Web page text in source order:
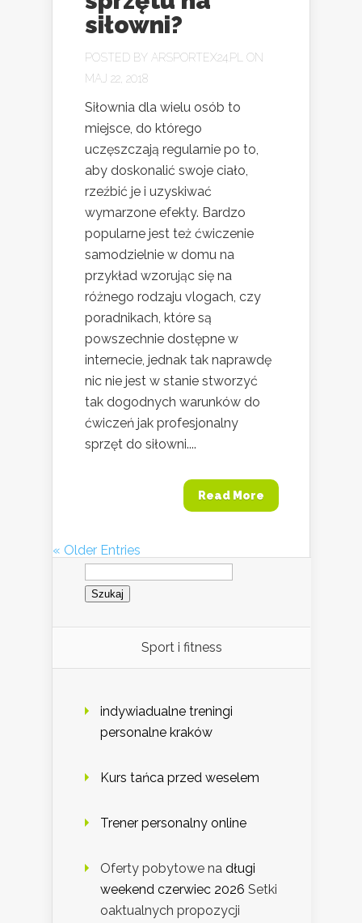
siłowni?
POSTED BY ARSPORTEX24.PL
ON
MAJ 22, 2018
Siłownia dla wielu osób to
miejsce, do którego
uczęszczają regularnie po to,
aby doskonalić swoje ciało,
rzeźbić je i uzyskiwać
wymarzone efekty. Bardzo
popularne jest też ćwiczenie
samodzielnie w domu na
przykład wzorując się na
różnego rodzaju vlogach, czy
poradnikach, które są
powszechnie dostępne w
internecie, jednak tak naprawdę
nic nie jest w stanie stworzyć
tak dogodnych warunków do
ćwiczeń jak profesjonalny
sprzęt do siłowni....
Read More
« Older Entries
Szukaj:
Sport i fitness
indywiadualne treningi
personalne kraków
Kurs tańca przed weselem
Trener personalny online
Oferty pobytowe na długi
weekend czerwiec 2026 Setki
oaktualnych propozycji